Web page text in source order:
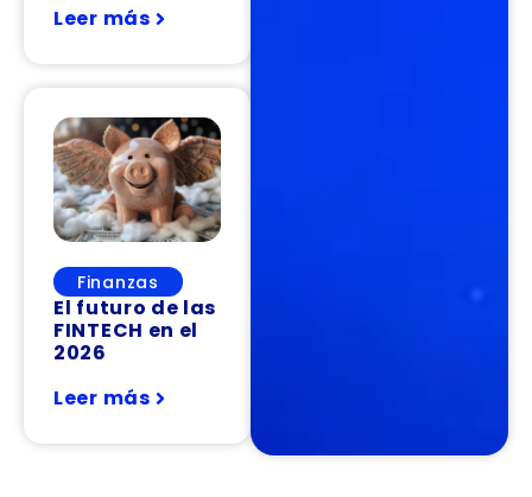
Leer más
Finanzas
El futuro de las
FINTECH en el
2026
Leer más